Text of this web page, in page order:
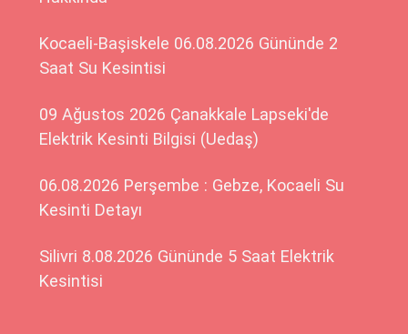
Kocaeli-Başiskele 06.08.2026 Gününde 2
Saat Su Kesintisi
09 Ağustos 2026 Çanakkale Lapseki'de
Elektrik Kesinti Bilgisi (Uedaş)
06.08.2026 Perşembe : Gebze, Kocaeli Su
Kesinti Detayı
Silivri 8.08.2026 Gününde 5 Saat Elektrik
Kesintisi